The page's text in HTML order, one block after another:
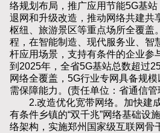
络规划布局，推广应用节能5G基
退网和升级改造，推动网络共建共
枢纽、旅游景区等重点场所全覆盖
程，在智能制造、现代服务业、智
杆应用场景，支持有条件的企业参
到2025年，全省5G基站总数超过
网络全覆盖，5G行业专网具备规
需保障能力。(责任单位：省通信管
2.改造优化宽带网络。加快建
有条件乡镇的“双千兆”网络基础设
络架构，实施郑州国家级互联网骨